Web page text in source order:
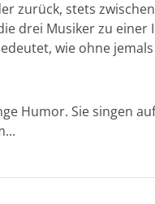
zurück, stets
drei Musiker zu
wie ohne
Humor. Sie singen